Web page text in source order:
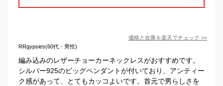
価格と在庫を楽天でチェック >>
RRgypsies(60代・男性)
編み込みのレザーチョーカーネックレスがおすすめです。
シルバー925のビッグペンダントが付いており、アンティー
ク感があって、とてもカッコよいです。首元で男らしさを